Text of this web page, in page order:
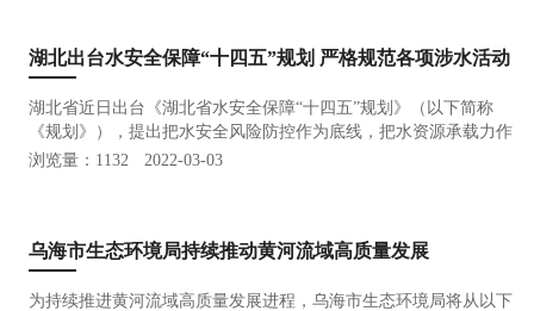
湖北出台水安全保障“十四五”规划 严格规范各项涉水活动
湖北省近日出台《湖北省水安全保障“十四五”规划》（以下简称
《规划》），提出把水安全风险防控作为底线，把水资源承载力作
为最大刚性约束，把水生态保护作为控制红线，确保“一江清水永
浏览量：1132 2022-03-03
乌海市生态环境局持续推动黄河流域高质量发展
为持续推进黄河流域高质量发展进程，乌海市生态环境局将从以下